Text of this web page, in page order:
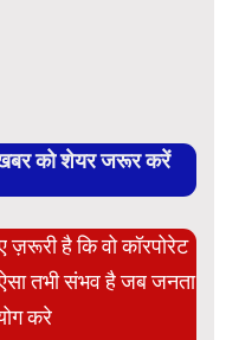
को शेयर जरूर करें
है कि वो कॉरपोरेट
तभी संभव है जब जनता
करे